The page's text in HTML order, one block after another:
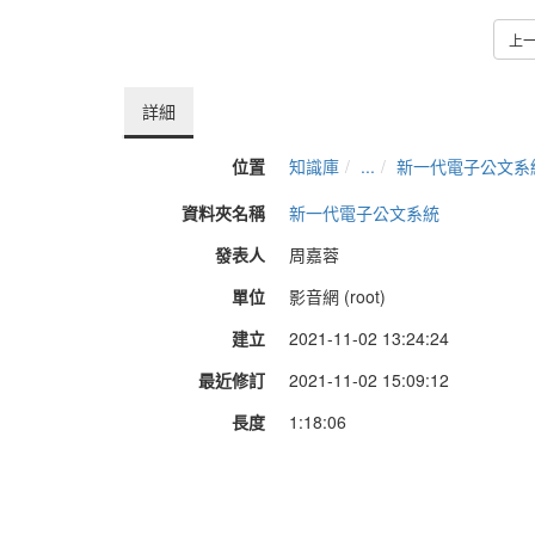
上
詳細
位置 知識庫 ...
新一代電子公文系
資料夾名稱
新一代電子公文系統
發表人
周嘉蓉
單位
影音網 (root)
建立
2021-11-02 13:24:24
最近修訂
2021-11-02 15:09:12
長度
1:18:06